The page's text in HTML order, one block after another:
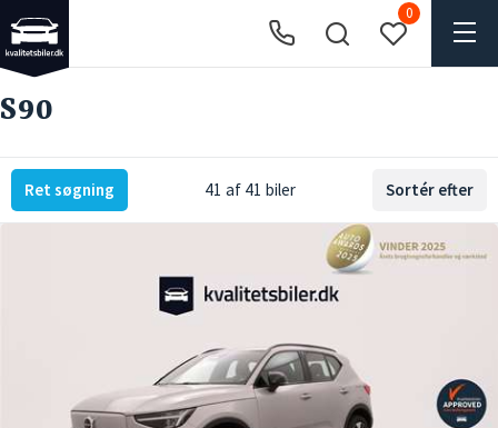
0
S90
Ret søgning 41 af 41 biler Sortér efter